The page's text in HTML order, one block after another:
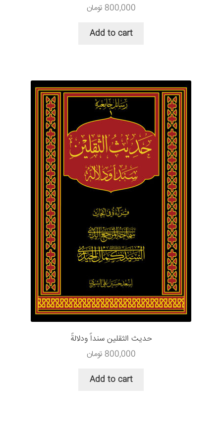
800,000 تومان
Add to cart
حديث الثقلين سنداً ودلالةً
800,000 تومان
Add to cart